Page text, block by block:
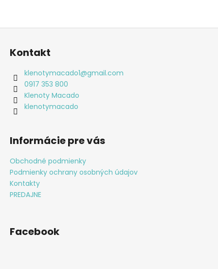
Z
Kontakt
klenotymacado1@gmail.com
0917 353 800
Klenoty Macado
klenotymacado
Informácie pre vás
Obchodné podmienky
Podmienky ochrany osobných údajov
Kontakty
PREDAJNE
Facebook